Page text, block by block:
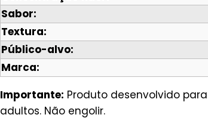
Sabor:
Textura:
Público-alvo:
Marca:
Importante: Produto desenvolvido
adultos. Não engolir.